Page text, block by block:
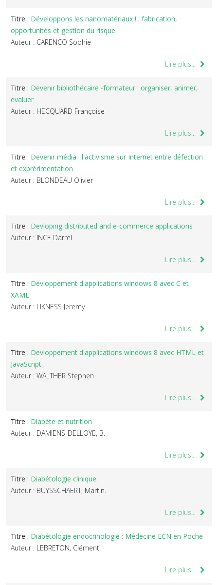
Titre : Développons les nanomatériaux ! : fabrication,
opportunités et gestion du risque
Auteur : CARENCO Sophie
Lire plus...
Titre : Devenir bibliothécaire -formateur : organiser, animer,
evaluer
Auteur : HECQUARD Françoise
Lire plus...
Titre : Devenir média : l'activisme sur Internet entre défection
et exprérimentation
Auteur : BLONDEAU Olivier
Lire plus...
Titre : Devloping distributed and e-commerce applications
Auteur : INCE Darrel
Lire plus...
Titre : Devloppement d'applications windows 8 avec C et
XAML
Auteur : LIKNESS Jeremy
Lire plus...
Titre : Devloppement d'applications windows 8 avec HTML et
JavaScript
Auteur : WALTHER Stephen
Lire plus...
Titre : Diabète et nutrition
Auteur : DAMIENS-DELLOYE, B.
Lire plus...
Titre : Diabétologie clinique.
Auteur : BUYSSCHAERT, Martin.
Lire plus...
Titre : Diabétologie endocrinologie : Médecine ECN en Poche
Auteur : LEBRETON, Clément
Lire plus...